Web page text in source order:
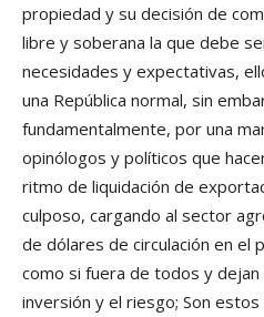
propiedad y su decisión de
libre y soberana la que debe
necesidades y expectativas,
una República normal, sin
fundamentalmente, por una
opinólogos y políticos que
ritmo de liquidación de
culposo, cargando al sector
de dólares de circulación en el
como si fuera de todos y
inversión y el riesgo; Son